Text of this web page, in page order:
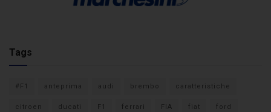
Tags
#F1 anteprima audi brembo caratteristiche
citroen ducati F1 ferrari FIA fiat ford